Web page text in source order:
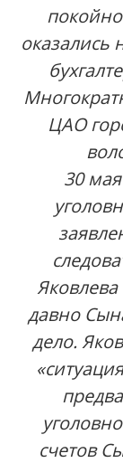
оказались
ЦАО
30
Яковлева
давно
дело.
счетов